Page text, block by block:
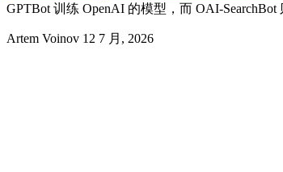
GPTBot 训练 OpenAI 的模型，而 OAI-
Artem Voinov 12 7 月, 2026